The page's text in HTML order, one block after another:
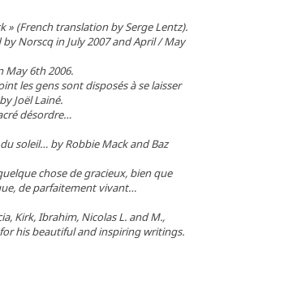
» (French translation by Serge Lentz).
Norscq in July 2007 and April / May
May 6th 2006.
les gens sont disposés à se laisser
Joël Lainé.
désordre…
soleil… by Robbie Mack and Baz
chose de gracieux, bien que
de parfaitement vivant…
Kirk, Ibrahim, Nicolas L. and M.,
his beautiful and inspiring writings.